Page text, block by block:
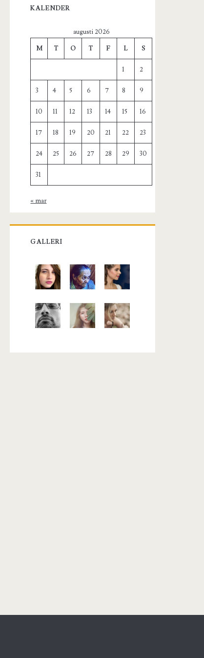
KALENDER
augusti 2026
M T O T F L S
1 2
3 4 5 6 7 8 9
10 11 12 13 14 15 16
17 18 19 20 21 22 23
24 25 26 27 28 29 30
31
« mar
GALLERI